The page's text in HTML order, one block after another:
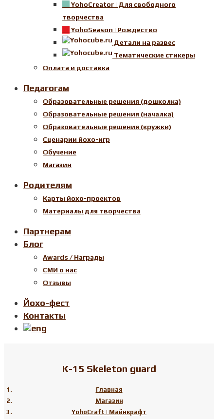
YohoCreator | Для свободного
творчества
YohoSeason | Рождество
Детали на развес
Тематические стикеры
Оплата и доставка
Педагогам
Образовательные решения (дошколка)
Образовательные решения (началка)
Образовательные решения (кружки)
Сценарии йохо-игр
Обучение
Магазин
Родителям
Карты йохо-проектов
Материалы для творчества
Партнерам
Блог
Awards / Награды
СМИ о нас
Отзывы
Йохо-фест
Контакты
K-15 Skeleton guard
Главная
Магазин
YohoCraft | Майнкрафт